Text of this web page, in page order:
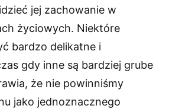
jej zachowanie w
życiowych. Niektóre
bardzo delikatne i
gdy inne są bardziej grube
że nie powinniśmy
jako jednoznacznego